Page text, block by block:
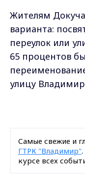
Жителям
варианта:
переулок или
65 процентов
улицу
Самые свежие и
ГТРК "Владимир"
курсе всех